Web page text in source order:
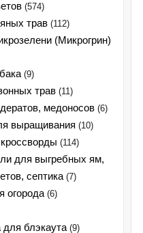
(574)
трав (112)
(Микрогрин)
(9)
трав (11)
медоносов (6)
выращивания (10)
(114)
для выгребных ям,
септика (7)
огорода (6)
для блэкаута (9)